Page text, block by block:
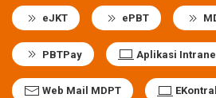
eJKT ePBT
PBTPay Aplikasi
Web Mail MDPT